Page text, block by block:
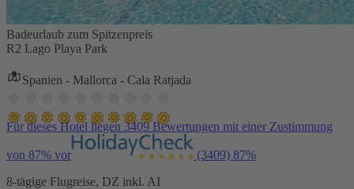
Badeurlaub zum Spitzenpreis
R2 Lago Playa Park
Spanien - Mallorca - Cala Ratjada
Für dieses Hotel liegen 3409 Bewertungen mit einer Zustimmung
von 87% vor (3409) 87%
8-tägige Flugreise, DZ inkl. AI